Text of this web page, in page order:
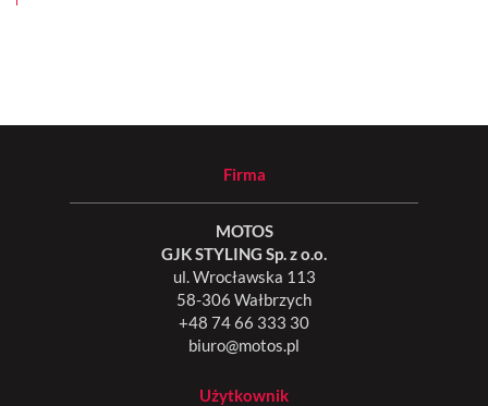
Firma
MOTOS
GJK STYLING Sp. z o.o.
ul. Wrocławska 113
58-306 Wałbrzych
+48 74 66 333 30
biuro@motos.pl
Użytkownik